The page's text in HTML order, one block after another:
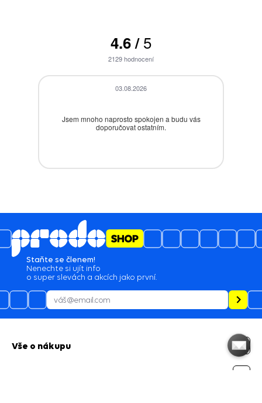
4.6/5
2129hodnocení
03.08.2026
Jsem mnoho naprosto spokojen a budu vás
doporučovat ostatním.
Staňte se členem!
Nenechte si ujít info
o super slevách a akcích jako první.
Vše o nákupu